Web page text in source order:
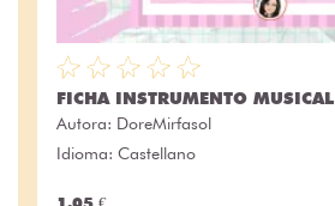
FICHA INSTRUMENTO MUSICAL
Autora: DoreMirfasol
Idioma: Castellano
1.05 €